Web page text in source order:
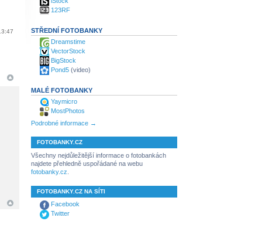
123RF
STŘEDNÍ FOTOBANKY
Dreamstime
VectorStock
BigStock
Pond5 (video)
MALÉ FOTOBANKY
Yaymicro
MostPhotos
Podrobné informace →
FOTOBANKY.CZ
Všechny nejdůležitější informace o fotobankách
najdete přehledně uspořádané na webu
fotobanky.cz
FOTOBANKY.CZ NA SÍTI
Facebook
Twitter